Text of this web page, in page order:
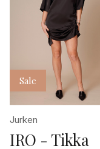
Sale
Jurken
IRO - Tikka